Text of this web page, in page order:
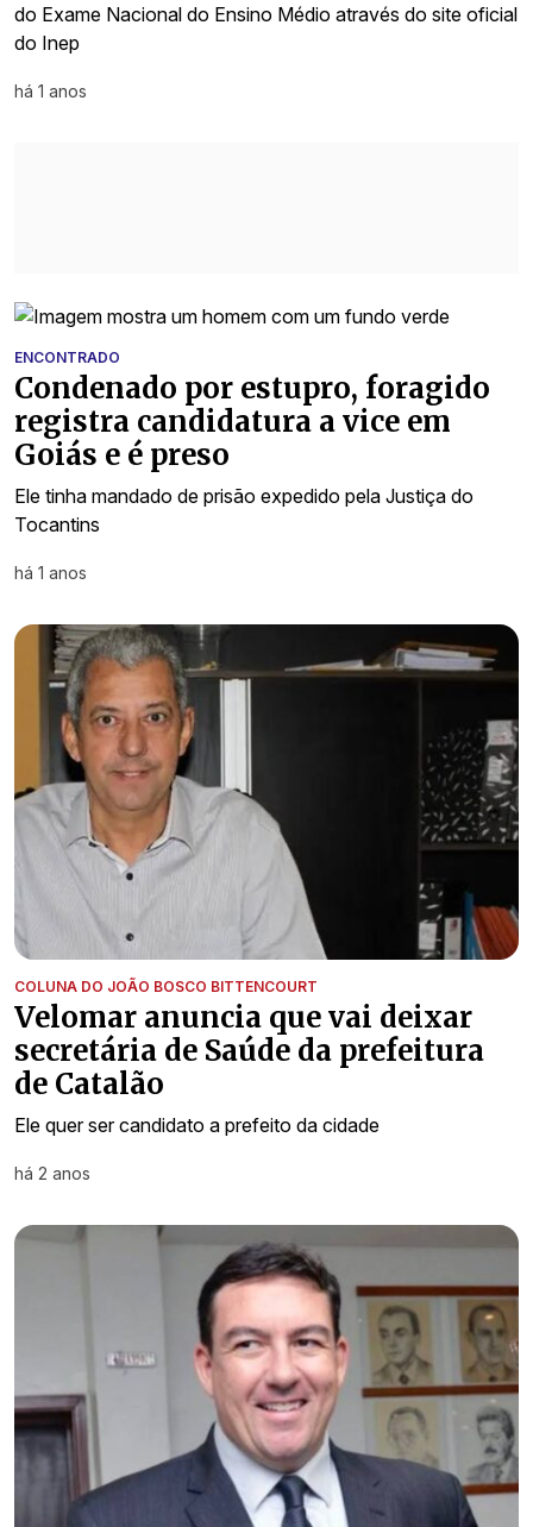
do Exame Nacional do Ensino Médio através do site oficial
do Inep
há 1 anos
ENCONTRADO
Condenado por estupro, foragido
registra candidatura a vice em
Goiás e é preso
Ele tinha mandado de prisão expedido pela Justiça do
Tocantins
há 1 anos
COLUNA DO JOÃO BOSCO BITTENCOURT
Velomar anuncia que vai deixar
secretária de Saúde da prefeitura
de Catalão
Ele quer ser candidato a prefeito da cidade
há 2 anos